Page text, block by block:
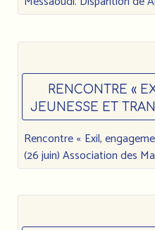
RENCONTRE «
JEUNESSE ET
Rencontre « Exil,
(26 juin) Association des